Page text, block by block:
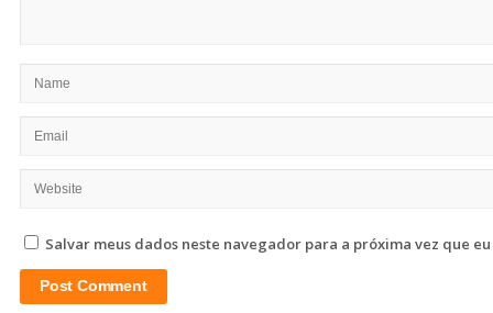
Salvar meus dados neste navegador para a próxima vez que